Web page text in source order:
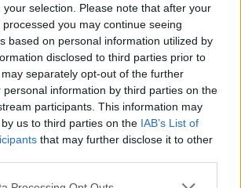
selection. Please note that after your
you may continue seeing
based on personal information utilized by
disclosed to third parties prior to
separately opt-out of the further
personal information by third parties on the
participants. This information may
us to third parties on the IAB’s List of
that may further disclose it to other